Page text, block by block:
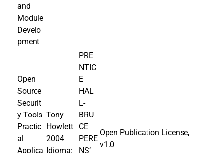
and
Module
Develo
pment
Open
Source
Securit
y Tools
Practic
al
Applica
Tony
Howlett
2004
Idioma:
PRE
NTIC
E
HAL
L-
BRU
CE
PERE
NS’
Open Publication License,
v1.0